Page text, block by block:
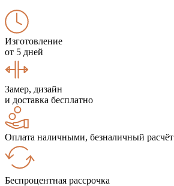
Изготовление
от 5 дней
Замер, дизайн
и доставка бесплатно
Оплата наличными, безналичный расчёт
Беспроцентная рассрочка